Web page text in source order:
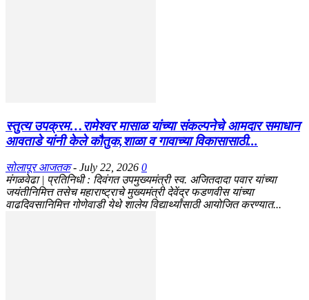
स्तुत्य उपक्रम…रामेश्वर मासाळ यांच्या संकल्पनेचे आमदार समाधान
आवताडे यांनी केले कौतुक,शाळा व गावाच्या विकासासाठी...
सोलापूर आजतक - July 22, 2026 0
मंगळवेढा | प्रतिनिधी : दिवंगत उपमुख्यमंत्री स्व. अजितदादा पवार यांच्या
जयंतीनिमित्त तसेच महाराष्ट्राचे मुख्यमंत्री देवेंद्र फडणवीस यांच्या
वाढदिवसानिमित्त गोणेवाडी येथे शालेय विद्यार्थ्यांसाठी आयोजित करण्यात...